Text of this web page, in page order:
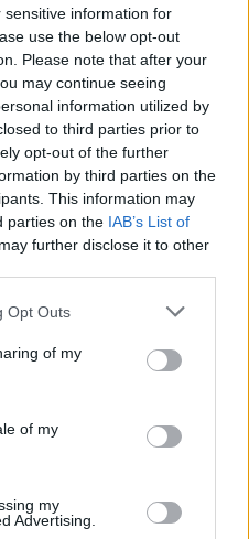
information for
use the below opt-out
Please note that after your
may continue seeing
information utilized by
to third parties prior to
opt-out of the further
by third parties on the
This information may
parties on the IAB’s List of
further disclose it to other
Opt Outs
of my
of my
my
Advertising.
έως 9 μποφόρ τη
η Πολιτική
mononews.gr στο
ενημερωθείτε
νέα;
του mononews.gr
ΕΓΓΡΑΦΗ
Terms of Service apply.